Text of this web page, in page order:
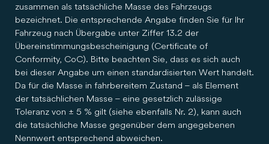
zusammen als tatsächliche Masse des Fahrzeugs
bezeichnet. Die entsprechende Angabe finden Sie für Ihr
Fahrzeug nach Übergabe unter Ziffer 13.2 der
Übereinstimmungsbescheinigung (Certificate of
Conformity, CoC). Bitte beachten Sie, dass es sich auch
bei dieser Angabe um einen standardisierten Wert handelt.
Da für die Masse in fahrbereitem Zustand – als Element
der tatsächlichen Masse – eine gesetzlich zulässige
Toleranz von ± 5 % gilt (siehe ebenfalls Nr. 2), kann auch
die tatsächliche Masse gegenüber dem angegebenen
Nennwert entsprechend abweichen.